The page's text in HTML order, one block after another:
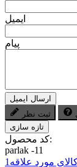
ایمیل
پیام
ارسال ایمیل
ثبت نظر
کد محصول:
parlak -11
مورد علاقه 1